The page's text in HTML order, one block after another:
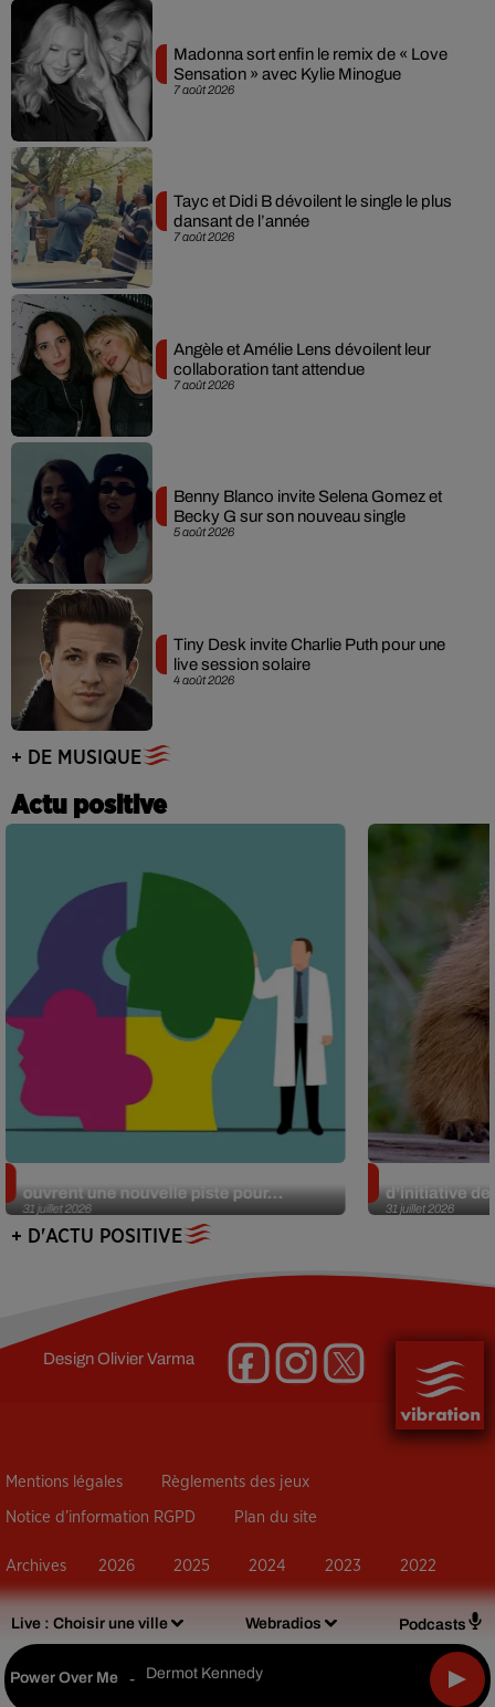
Live : Choisir une ville Webradios Podcasts
Power Over Me - Dermot Kennedy
7 août 2026
Madonna sort enfin le remix de « Love
Sensation » avec Kylie Minogue
7 août 2026
Tayc et Didi B dévoilent le single le plus
dansant de l’année
7 août 2026
Angèle et Amélie Lens dévoilent leur
collaboration tant attendue
5 août 2026
Benny Blanco invite Selena Gomez et
Becky G sur son nouveau single
4 août 2026
Tiny Desk invite Charlie Puth pour une
live session solaire
+ DE MUSIQUE
Actu positive
31 juillet 2026
ouvrent une nouvelle piste pour...
31 juillet 2026
d’initiative
+ D'ACTU POSITIVE
DesignOlivier Varma
Mentions légales Règlements des jeux
Notice d’information RGPD Plan du site
Archives 2026 2025 2024 2023 2022